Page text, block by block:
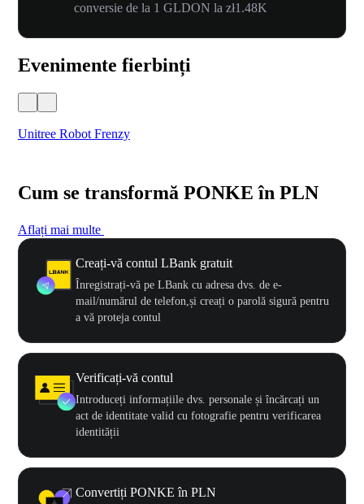
conversie de la 1 GLDON la zł1.48K
Evenimente fierbinți
Unitree Robot Frenzy
Cum se transformă PONKE în PLN
Aflați mai multe
Creați-vă contul LBank gratuit
Înregistrați-vă pe LBank cu adresa dvs. de e-
mail/numărul de telefon,și creați o parolă sigură pentru
a vă proteja contul
Verificați-vă contul
Introduceți informațiile dvs. personale și încărcați un
act de identitate valid cu fotografie pentru verificarea
identității
Convertiți PONKE în PLN